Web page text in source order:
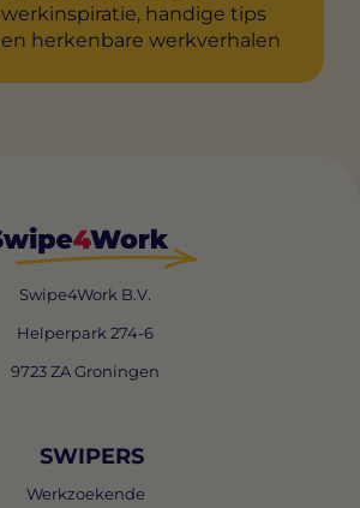
werkinspiratie, handige tips
en herkenbare werkverhalen
Swipe4Work B.V.
Helperpark 274-6
9723 ZA Groningen
SWIPERS
Werkzoekende